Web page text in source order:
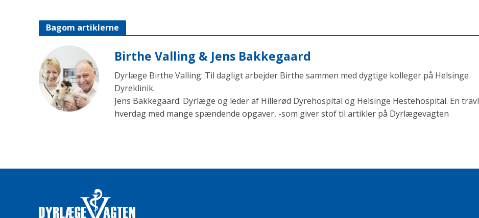
Bagom artiklerne
Birthe Valling & Jens Bakkegaard
Dyrlæge Birthe Valling: Til dagligt arbejder Birthe sammen med dygtige kolleger på Helsinge
Dyreklinik.
Jens Bakkegaard: Dyrlæge og leder af Hillerød Dyrehospital og Helsinge Hestehospital. En travl
hverdag med mange spændende opgaver, -som giver stof til artikler på Dyrlægevagten